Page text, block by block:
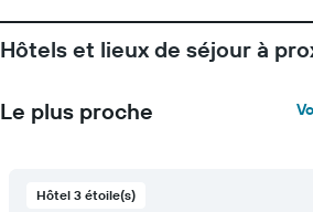
Hôtels et lieux de séjour à
Le plus proche
Hôtel 3 étoile(s)